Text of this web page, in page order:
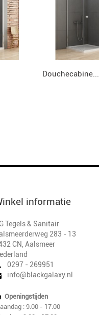
Douchecabine...
informatie
Tegels & Sanitair
283 - 13
CN Aalsmeer
0297 - 269951
info@blackgalaxy.nl
Openingstijden
: 9.00 - 17.00